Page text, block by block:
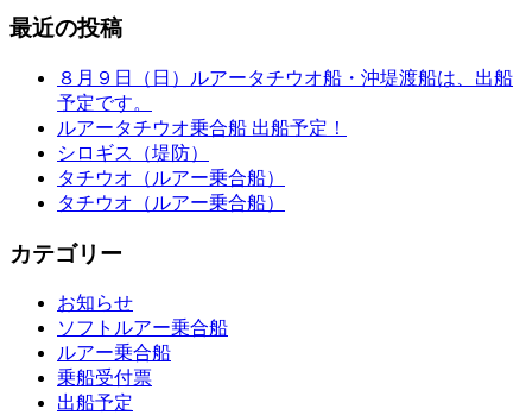
最近の投稿
８月９日（日）ルアータチウオ船・沖堤渡船は、出船
予定です。
ルアータチウオ乗合船 出船予定！
シロギス（堤防）
タチウオ（ルアー乗合船）
タチウオ（ルアー乗合船）
カテゴリー
お知らせ
ソフトルアー乗合船
ルアー乗合船
乗船受付票
出船予定